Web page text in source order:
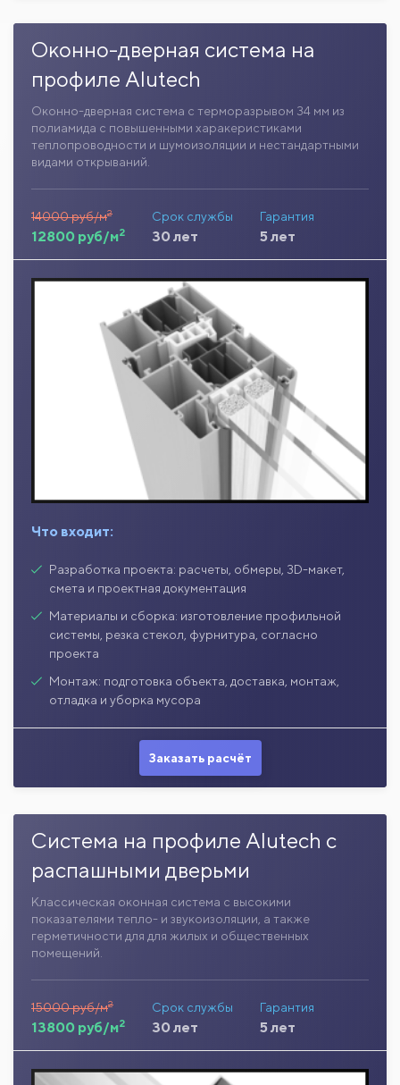
Оконно-дверная система на
профиле Alutech
Оконно-дверная система с терморазрывом 34 мм из
полиамида с повышенными харакеристиками
теплопроводности и шумоизоляции и нестандартными
видами открываний.
14000 руб/м2
12800 руб/м2
Срок службы
30 лет
Гарантия
5 лет
Что входит:
Разработка проекта: расчеты, обмеры, 3D-макет,
смета и проектная документация
Материалы и сборка: изготовление профильной
системы, резка стекол, фурнитура, согласно
проекта
Монтаж: подготовка объекта, доставка, монтаж,
отладка и уборка мусора
Заказать расчёт
Система на профиле Alutech с
распашными дверьми
Классическая оконная система с высокими
показателями тепло- и звукоизоляции, а также
герметичности для для жилых и общественных
помещений.
15000 руб/м2
13800 руб/м2
Срок службы
30 лет
Гарантия
5 лет